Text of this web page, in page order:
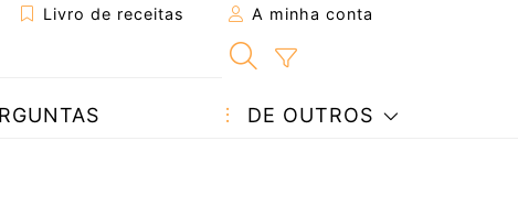
Livro de receitas A minha conta
DE OUTROS